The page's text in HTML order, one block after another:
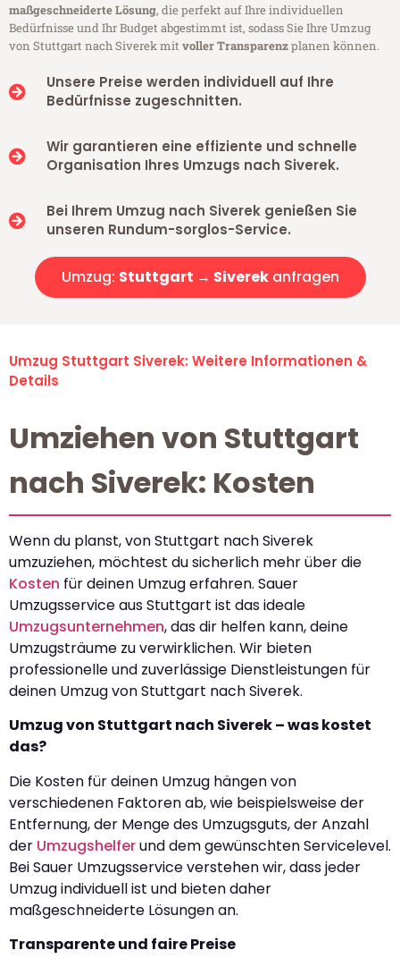
maßgeschneiderte Lösung, die perfekt auf Ihre individuellen
Bedürfnisse und Ihr Budget abgestimmt ist, sodass Sie Ihre Umzug
von Stuttgart nach Siverek mitvoller Transparenzplanen können.
Unsere Preise werden individuell auf Ihre
Bedürfnisse zugeschnitten.
Wir garantieren eine effiziente und schnelle
Organisation Ihres Umzugs nach Siverek.
Bei Ihrem Umzug nach Siverek genießen Sie
unseren Rundum-sorglos-Service.
Umzug: Stuttgart → Siverekanfragen
Umzug Stuttgart Siverek: Weitere Informationen &
Details
Umziehen von Stuttgart
nach Siverek: Kosten
Wenn du planst, von Stuttgart nach Siverek
umzuziehen, möchtest du sicherlich mehr über die
Kosten für deinen Umzug erfahren. Sauer
Umzugsservice aus Stuttgart ist das ideale
Umzugsunternehmen, das dir helfen kann, deine
Umzugsträume zu verwirklichen. Wir bieten
professionelle und zuverlässige Dienstleistungen für
deinen Umzug von Stuttgart nach Siverek.
Umzug von Stuttgart nach Siverek – was kostet
das?
Die Kosten für deinen Umzug hängen von
verschiedenen Faktoren ab, wie beispielsweise der
Entfernung, der Menge des Umzugsguts, der Anzahl
der Umzugshelferund dem gewünschten Servicelevel.
Bei Sauer Umzugsservice verstehen wir, dass jeder
Umzug individuell ist und bieten daher
maßgeschneiderte Lösungen an.
Transparente und faire Preise